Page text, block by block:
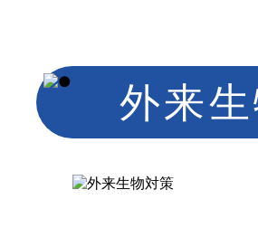
外来